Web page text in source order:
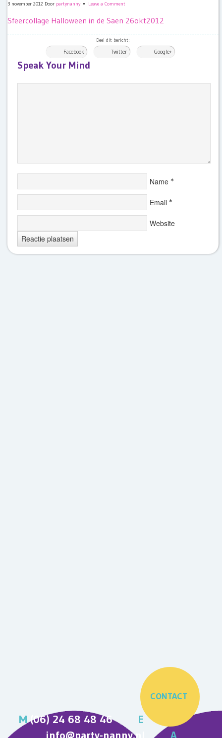
3 november 2012 Door partynanny Leave a Comment
Sfeercollage Halloween in de Saen 26okt2012
Deel dit bericht:
Facebook Twitter Google+
Speak Your Mind
Name *
Email *
Website
CONTACT
M(06) 24 68 48 46 E
info@party-nanny.nl
A